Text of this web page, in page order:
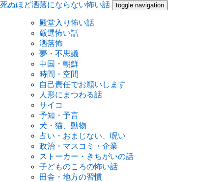
死ぬほど洒落にならない怖い話 toggle navigation
殿堂入り怖い話
厳選怖い話
洒落怖
夢・不思議
中国・朝鮮
時間・空間
自己責任でお願いします
人形にまつわる話
サイコ
予知・予言
犬・猫、動物
占い・おまじない、呪い
政治・マスコミ・企業
ストーカー・きちがいの話
子どものころの怖い話
田舎・地方の習慣